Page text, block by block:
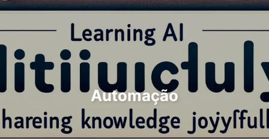
Pesquisar Início Arquivos Etiquetas
Categorias Links Sobre 🇵🇹 Português
Automação